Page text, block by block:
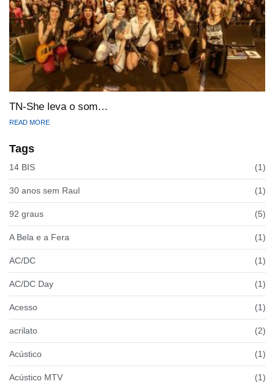
TN-She leva o som…
READ MORE
Tags
14 BIS (1)
30 anos sem Raul (1)
92 graus (5)
A Bela e a Fera (1)
AC/DC (1)
AC/DC Day (1)
Acesso (1)
acrilato (2)
Acústico (1)
Acústico MTV (1)